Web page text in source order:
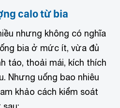
calo từ bia
nhưng không có nghĩa
bia ở mức ít, vừa đủ
táo, thoải mái, kích thích
Nhưng uống bao nhiêu
khảo cách kiểm soát